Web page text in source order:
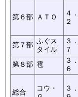
第６部 ＡＴＯ
４．
２
第７部 ふぐス
タイル
３．
７
第８部 雹
３．
６
総合
コウ・
３．